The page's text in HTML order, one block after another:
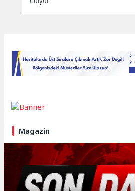
Magazin